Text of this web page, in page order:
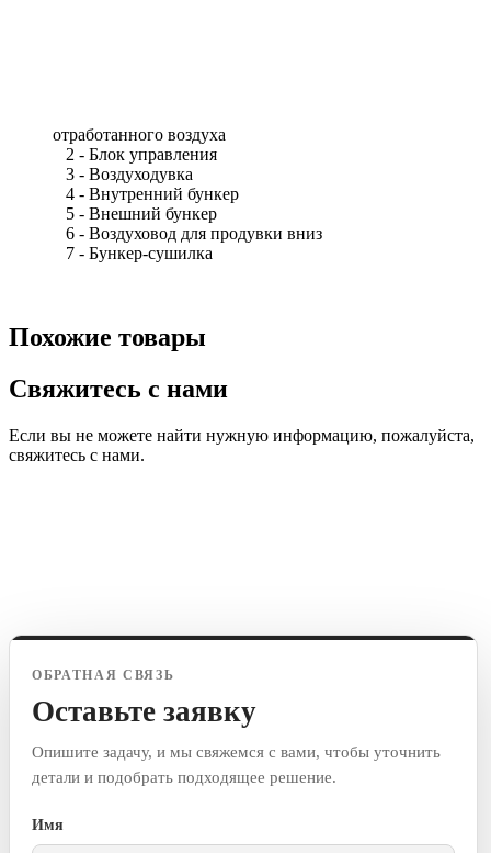
отработанного воздуха
2 - Блок управления
3 - Воздуходувка
4 - Внутренний бункер
5 - Внешний бункер
6 - Воздуховод для продувки вниз
7 - Бункер-сушилка
Похожие товары
Свяжитесь с нами
Если вы не можете найти нужную информацию, пожалуйста,
свяжитесь с нами.
ОБРАТНАЯ СВЯЗЬ
Оставьте заявку
Опишите задачу, и мы свяжемся с вами, чтобы уточнить
детали и подобрать подходящее решение.
Имя